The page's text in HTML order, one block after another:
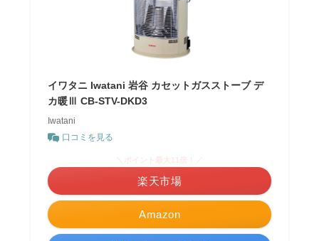
イワタニ Iwatani 岩谷 カセットガスストーブ デ
カ暖Ⅲ CB-STV-DKD3
Iwatani
口コミを見る
Amazon
楽天市場